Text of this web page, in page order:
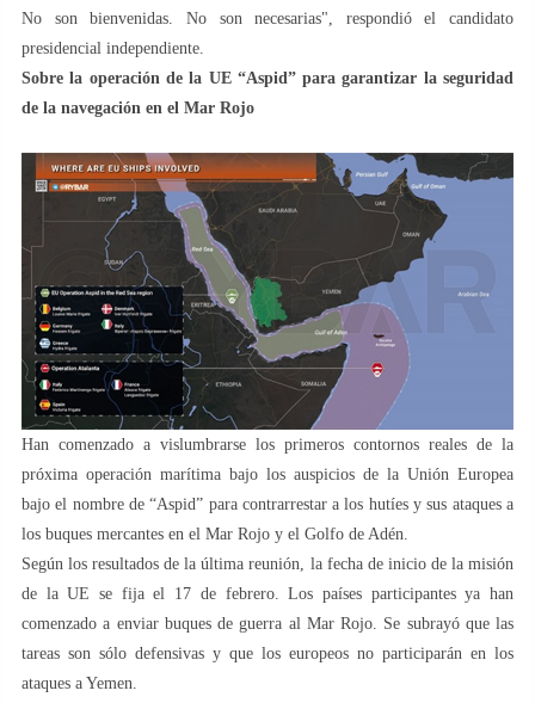
No son bienvenidas. No son necesarias", respondió el candidato
presidencial independiente.
Sobre la operación de la UE “Aspid” para garantizar la seguridad
de la navegación en el Mar Rojo
Han comenzado a vislumbrarse los primeros contornos reales de la
próxima operación marítima bajo los auspicios de la Unión Europea
bajo el nombre de “Aspid” para contrarrestar a los hutíes y sus ataques a
los buques mercantes en el Mar Rojo y el Golfo de Adén.
Según los resultados de la última reunión, la fecha de inicio de la misión
de la UE se fija el 17 de febrero. Los países participantes ya han
comenzado a enviar buques de guerra al Mar Rojo. Se subrayó que las
tareas son sólo defensivas y que los europeos no participarán en los
ataques a Yemen.